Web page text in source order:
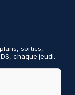
sorties,
chaque jeudi.